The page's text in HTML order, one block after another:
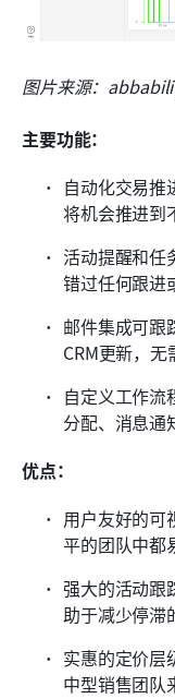
图片来源：
主要功能：
自动化交易推
将机会推进到
活动提醒和任
错过任何跟进
邮件集成可跟
CRM更新，无
自定义工作流
分配、消息通
优点：
用户友好的可
平的团队中都
强大的活动跟
助于减少停滞
实惠的定价层
中型销售团队